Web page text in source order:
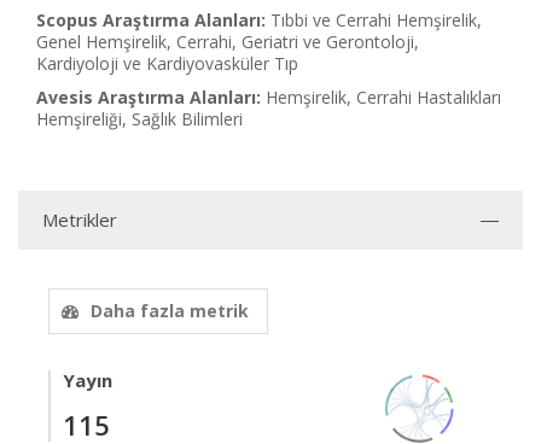
Scopus Araştırma Alanları: Tıbbi ve Cerrahi Hemşirelik,
Genel Hemşirelik, Cerrahi, Geriatri ve Gerontoloji,
Kardiyoloji ve Kardiyovasküler Tıp
Avesis Araştırma Alanları: Hemşirelik, Cerrahi Hastalıkları
Hemşireliği, Sağlık Bilimleri
Metrikler
Daha fazla metrik
Yayın
115